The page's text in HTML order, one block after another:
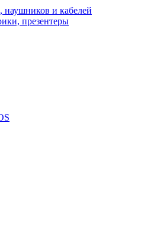
и кабелей
презентеры